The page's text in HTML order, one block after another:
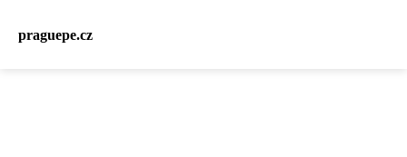
praguepe.cz